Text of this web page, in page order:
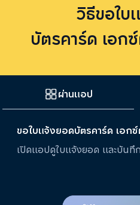
วิธีขอใบ
บัตรคาร์ด เอก
ผ่านแอป
ขอใบแจ้งยอดบัตรคาร์ด เอก
เปิดแอปดูใบแจ้งยอด และบันทึ